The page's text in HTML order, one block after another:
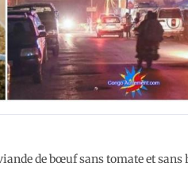
de bœuf sans tomate et sans